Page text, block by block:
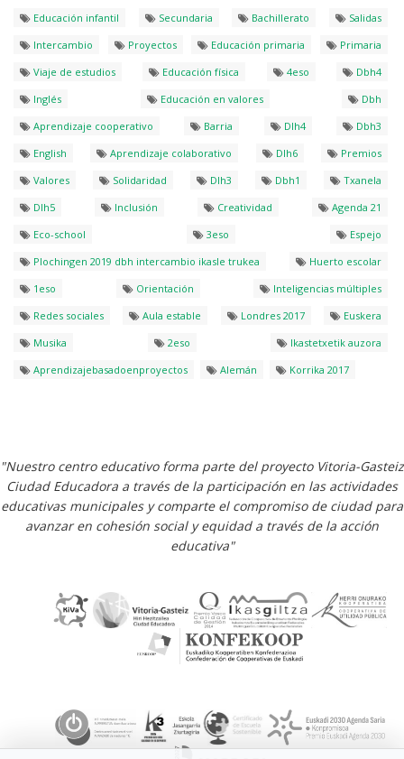
Educación infantil Secundaria Bachillerato
Salidas
Intercambio
Proyectos Educación primaria
Primaria
Viaje de estudios
Educación física 4eso
Dbh4
Inglés
Educación en valores
Dbh
Aprendizaje cooperativo
Barria Dlh4
Dbh3
English
Aprendizaje colaborativo Dlh6
Premios
Valores
Solidaridad Dlh3 Dbh1
Txanela
Dlh5
Inclusión Creatividad
Agenda 21
Eco-school
3eso
Espejo
Plochingen 2019 dbh intercambio ikasle trukea
Huerto escolar
1eso
Orientación
Inteligencias múltiples
Redes sociales
Aula estable Londres 2017
Euskera
Musika
2eso
Ikastetxetik auzora
Aprendizajebasadoenproyectos
Alemán Korrika 2017
"Nuestro centro educativo forma parte del proyecto Vitoria-Gasteiz
Ciudad Educadora a través de la participación en las actividades
educativas municipales y comparte el compromiso de ciudad para
avanzar en cohesión social y equidad a través de la acción
educativa"